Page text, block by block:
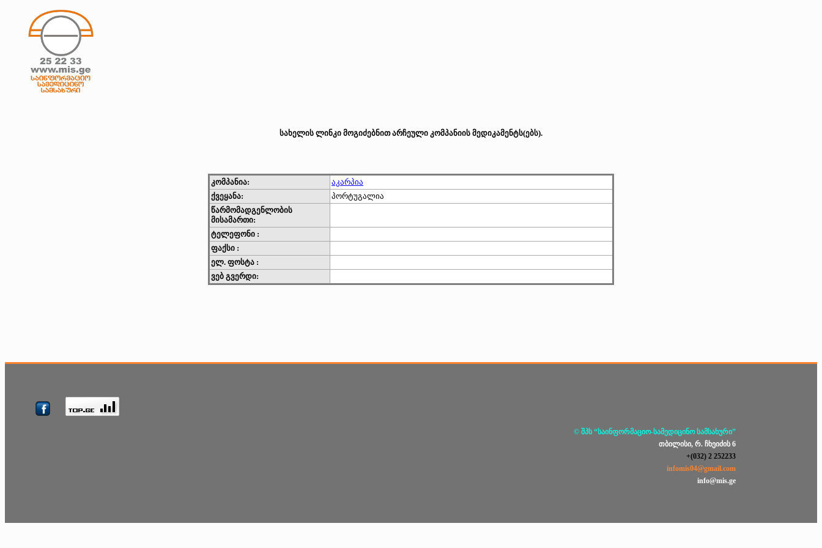
სახელის ლინკი მოგიძებნით არჩეული კომპანიის მედიკამენტს(ებს).
კომპანია:
აკარპია
ქვეყანა:
პორტუგალია
წარმომადგენლობის
მისამართი:
ტელეფონი :
ფაქსი :
ელ. ფოსტა :
ვებ გვერდი:
© შპს “საინფორმაციო-სამედიცინო სამსახური”
თბილისი, რ. ჩხეიძის 6
+(032) 2 252233
infomis04@gmail.com
info@mis.ge